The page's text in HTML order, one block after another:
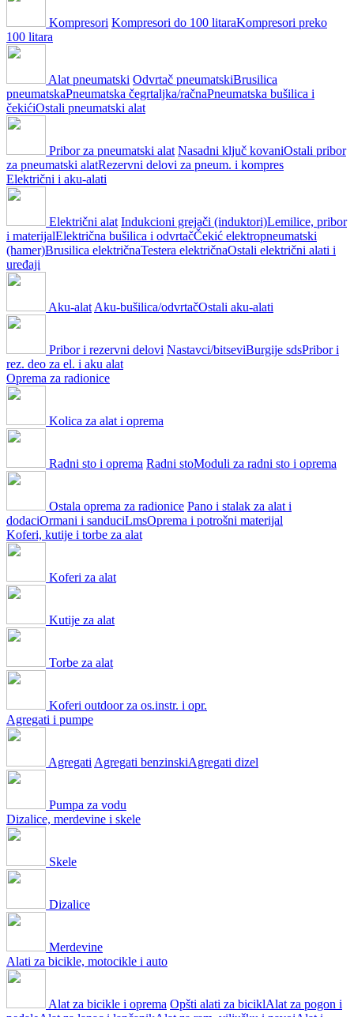
Kompresori Kompresori do 100 litaraKompresori preko
100 litara
Alat pneumatski Odvrtač pneumatskiBrusilica
pneumatskaPneumatska čegrtaljka/račnaPneumatska bušilica i
čekićiOstali pneumatski alat
Pribor za pneumatski alat Nasadni ključ kovaniOstali pribor
za pneumatski alatRezervni delovi za pneum. i kompres
Električni i aku-alati
Električni alat Indukcioni grejači (induktori)Lemilice, pribor
i materijalElektrična bušilica i odvrtačČekić elektropneumatski
(hamer)Brusilica električnaTestera električnaOstali električni alati i
uređaji
Aku-alat Aku-bušilica/odvrtačOstali aku-alati
Pribor i rezervni delovi Nastavci/bitseviBurgije sdsPribor i
rez. deo za el. i aku alat
Oprema za radionice
Kolica za alat i oprema
Radni sto i oprema Radni stoModuli za radni sto i oprema
Ostala oprema za radionice Pano i stalak za alat i
dodaciOrmani i sanduciLmsOprema i potrošni materijal
Koferi, kutije i torbe za alat
Koferi za alat
Kutije za alat
Torbe za alat
Koferi outdoor za os.instr. i opr.
Agregati i pumpe
Agregati Agregati benzinskiAgregati dizel
Pumpa za vodu
Dizalice, merdevine i skele
Skele
Dizalice
Merdevine
Alati za bicikle, motocikle i auto
Alat za bicikle i oprema Opšti alati za biciklAlat za pogon i